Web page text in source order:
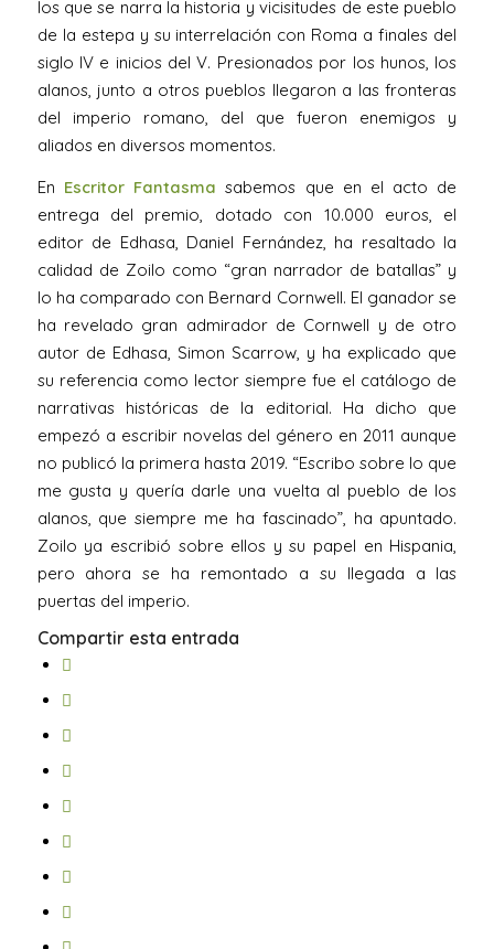
los que se narra la historia y vicisitudes de este pueblo
de la estepa y su interrelación con Roma a finales del
siglo IV e inicios del V. Presionados por los hunos, los
alanos, junto a otros pueblos llegaron a las fronteras
del imperio romano, del que fueron enemigos y
aliados en diversos momentos.
En Escritor Fantasma sabemos que en el acto de
entrega del premio, dotado con 10.000 euros, el
editor de Edhasa, Daniel Fernández, ha resaltado la
calidad de Zoilo como “gran narrador de batallas” y
lo ha comparado con Bernard Cornwell. El ganador se
ha revelado gran admirador de Cornwell y de otro
autor de Edhasa, Simon Scarrow, y ha explicado que
su referencia como lector siempre fue el catálogo de
narrativas históricas de la editorial. Ha dicho que
empezó a escribir novelas del género en 2011 aunque
no publicó la primera hasta 2019. “Escribo sobre lo que
me gusta y quería darle una vuelta al pueblo de los
alanos, que siempre me ha fascinado”, ha apuntado.
Zoilo ya escribió sobre ellos y su papel en Hispania,
pero ahora se ha remontado a su llegada a las
puertas del imperio.
Compartir esta entrada